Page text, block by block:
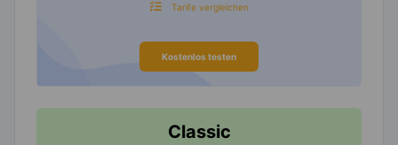
Tarife vergleichen
Kostenlos testen
Classic